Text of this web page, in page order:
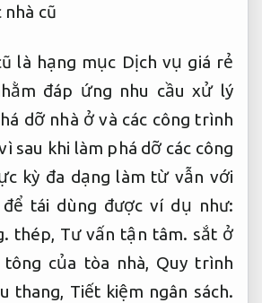
là hạng mục Dịch vụ giá rẻ
đáp ứng nhu cầu xử lý
dỡ nhà ở và các công trình
sau khi làm phá dỡ các công
kỳ đa dạng làm từ vẫn với
tái dùng được ví dụ như:
thép, Tư vấn tận tâm. sắt ở
của tòa nhà, Quy trình
thang, Tiết kiệm ngân sách.